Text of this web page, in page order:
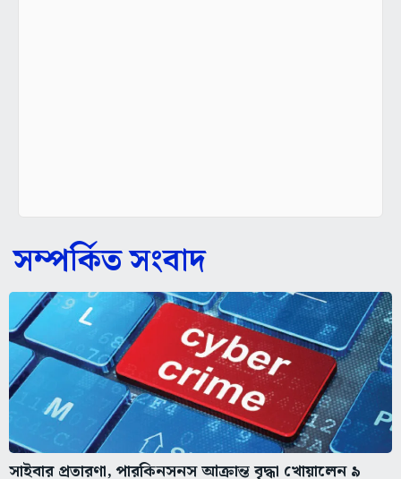
সম্পর্কিত সংবাদ
সাইবার প্রতারণা, পারকিনসনস আক্রান্ত বৃদ্ধা খোয়ালেন ৯